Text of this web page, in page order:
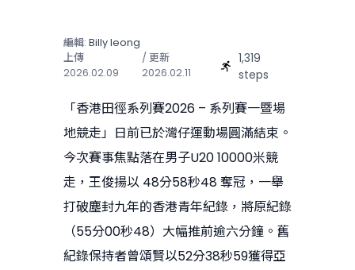
編輯: Billy Ieong
上傳
2026.02.09
/ 更新
2026.02.11
1,319
steps
「香港田徑系列賽2026 – 系列賽一暨場
地競走」日前已於灣仔運動場圓滿結束。
今次賽事焦點落在男子U20 10000米競
走，王俊揚以 48分58秒48 奪冠，一舉
打破塵封九年的香港青年紀錄，將原紀錄
（55分00秒48）大幅推前逾六分鐘。舊
紀錄保持者曾頌賢以52分38秒59獲得亞